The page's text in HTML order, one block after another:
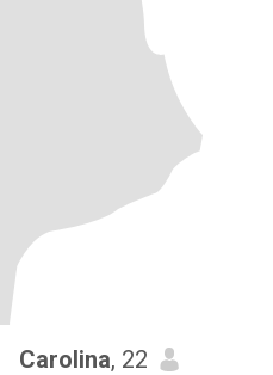
Carolina, 22